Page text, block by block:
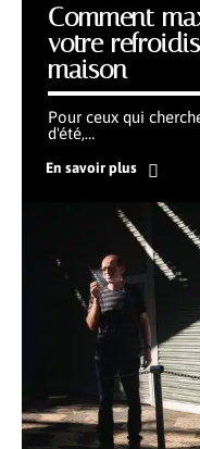
Comment
votre
maison
Pour ceux qui
d'été,…
En savoir plus